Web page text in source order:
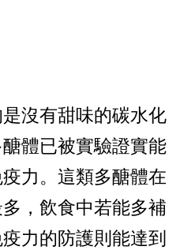
沒有甜味的碳水化
體已被實驗證實能
力。這類多醣體在
，飲食中若能多補
力的防護則能達到